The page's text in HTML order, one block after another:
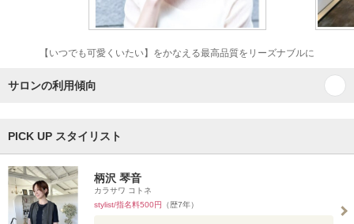
【いつでも可愛くいたい】をかなえる最高品質をリーズナブルに
サロンの利用傾向
PICK UP スタイリスト
柄沢 琴音
カラサワ コトネ
stylist/指名料500円 （歴7年）